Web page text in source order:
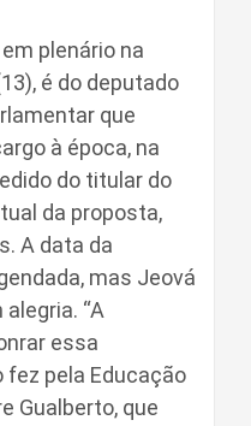
plenário na
é do deputado
que
à época, na
do titular do
da proposta,
A data da
mas Jeová
“A
essa
pela Educação
Gualberto, que